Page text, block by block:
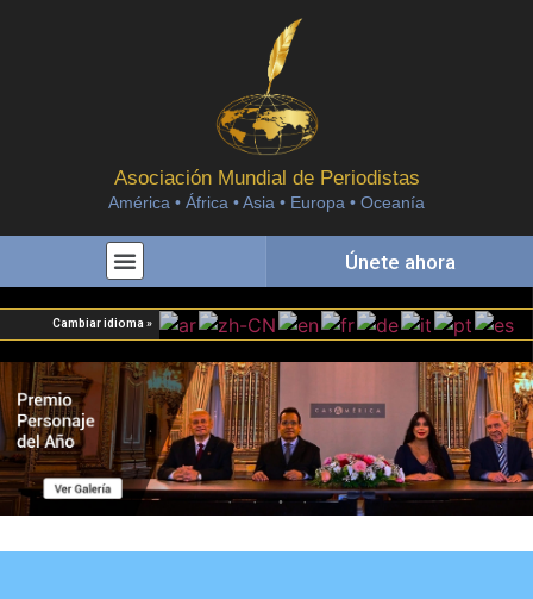
Asociación Mundial de Periodistas
América • África • Asia • Europa • Oceanía
Únete ahora
Cambiar idioma »